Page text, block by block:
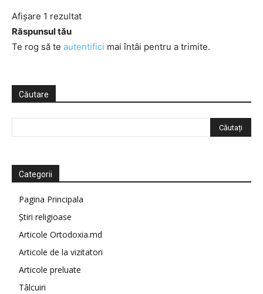
Afișare 1 rezultat
Răspunsul tău
Te rog să te autentifici mai întâi pentru a trimite.
Căutare
Categorii
Pagina Principala
Știri religioase
Articole Ortodoxia.md
Articole de la vizitatori
Articole preluate
Tâlcuiri